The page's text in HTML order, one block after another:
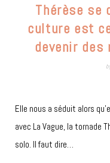
Thérèse se
culture est
devenir
Elle nous a séduit alors
avec La Vague, la tornade
solo. Il faut dire…